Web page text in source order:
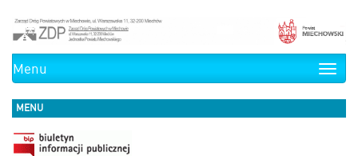
Toggle
Menu
MENU